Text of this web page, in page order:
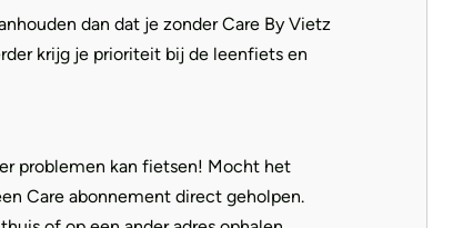
dan dat je zonder Care By Vietz
krijg je prioriteit bij de leenfiets en
problemen kan fietsen! Mocht het
Care abonnement direct geholpen.